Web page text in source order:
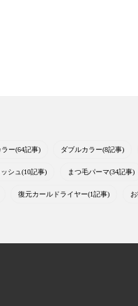
ー(64記事) ダブルカラー(8記事)
シュ(10記事) まつ毛パーマ(34記事)
復元カールドライヤー(1記事)